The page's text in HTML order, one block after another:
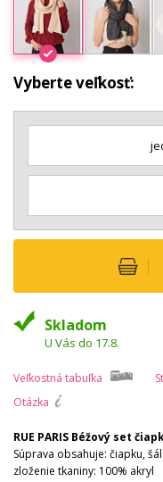
Vyberte veľkosť:
Skladom
U Vás do 17.8.
Veľkostná tabuľka
Otázka
RUE PARIS Béžový set
Súprava obsahuje: čiapku, šál
zloženie tkaniny: 100% akryl